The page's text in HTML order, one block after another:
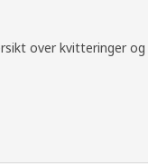
over kvitteringer og